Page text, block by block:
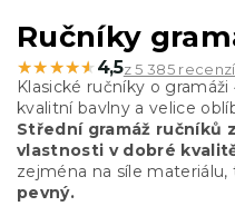
Ručníky
★★★★★
★★★★★ 4,5z 5 385 recenzí
Klasické ručníky o
kvalitní bavlny a velice
Střední gramáž ručníků
vlastnosti v dobré
zejména na síle
pevný.